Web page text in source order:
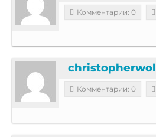
Комментарии: 0
christopherwol
Комментарии: 0